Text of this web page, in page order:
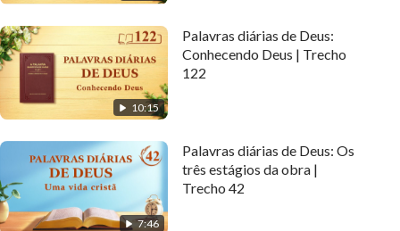
10:15
Palavras diárias de Deus:
Conhecendo Deus | Trecho
122
7:46
Palavras diárias de Deus: Os
três estágios da obra |
Trecho 42